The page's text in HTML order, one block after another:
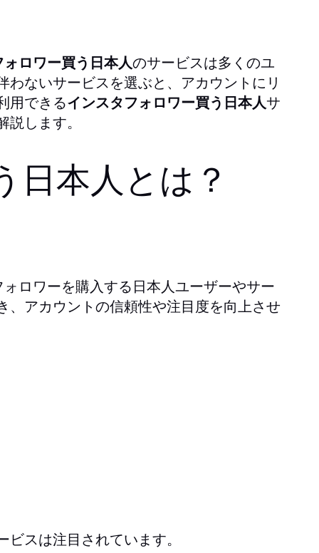
ロワー買う日本人のサービスは多くのユ
ないサービスを選ぶと、アカウントにリ
用できるインスタフォロワー買う日本人サ
します。
日本人とは？
ロワーを購入する日本人ユーザーやサー
、アカウントの信頼性や注目度を向上させ
ビスは注目されています。